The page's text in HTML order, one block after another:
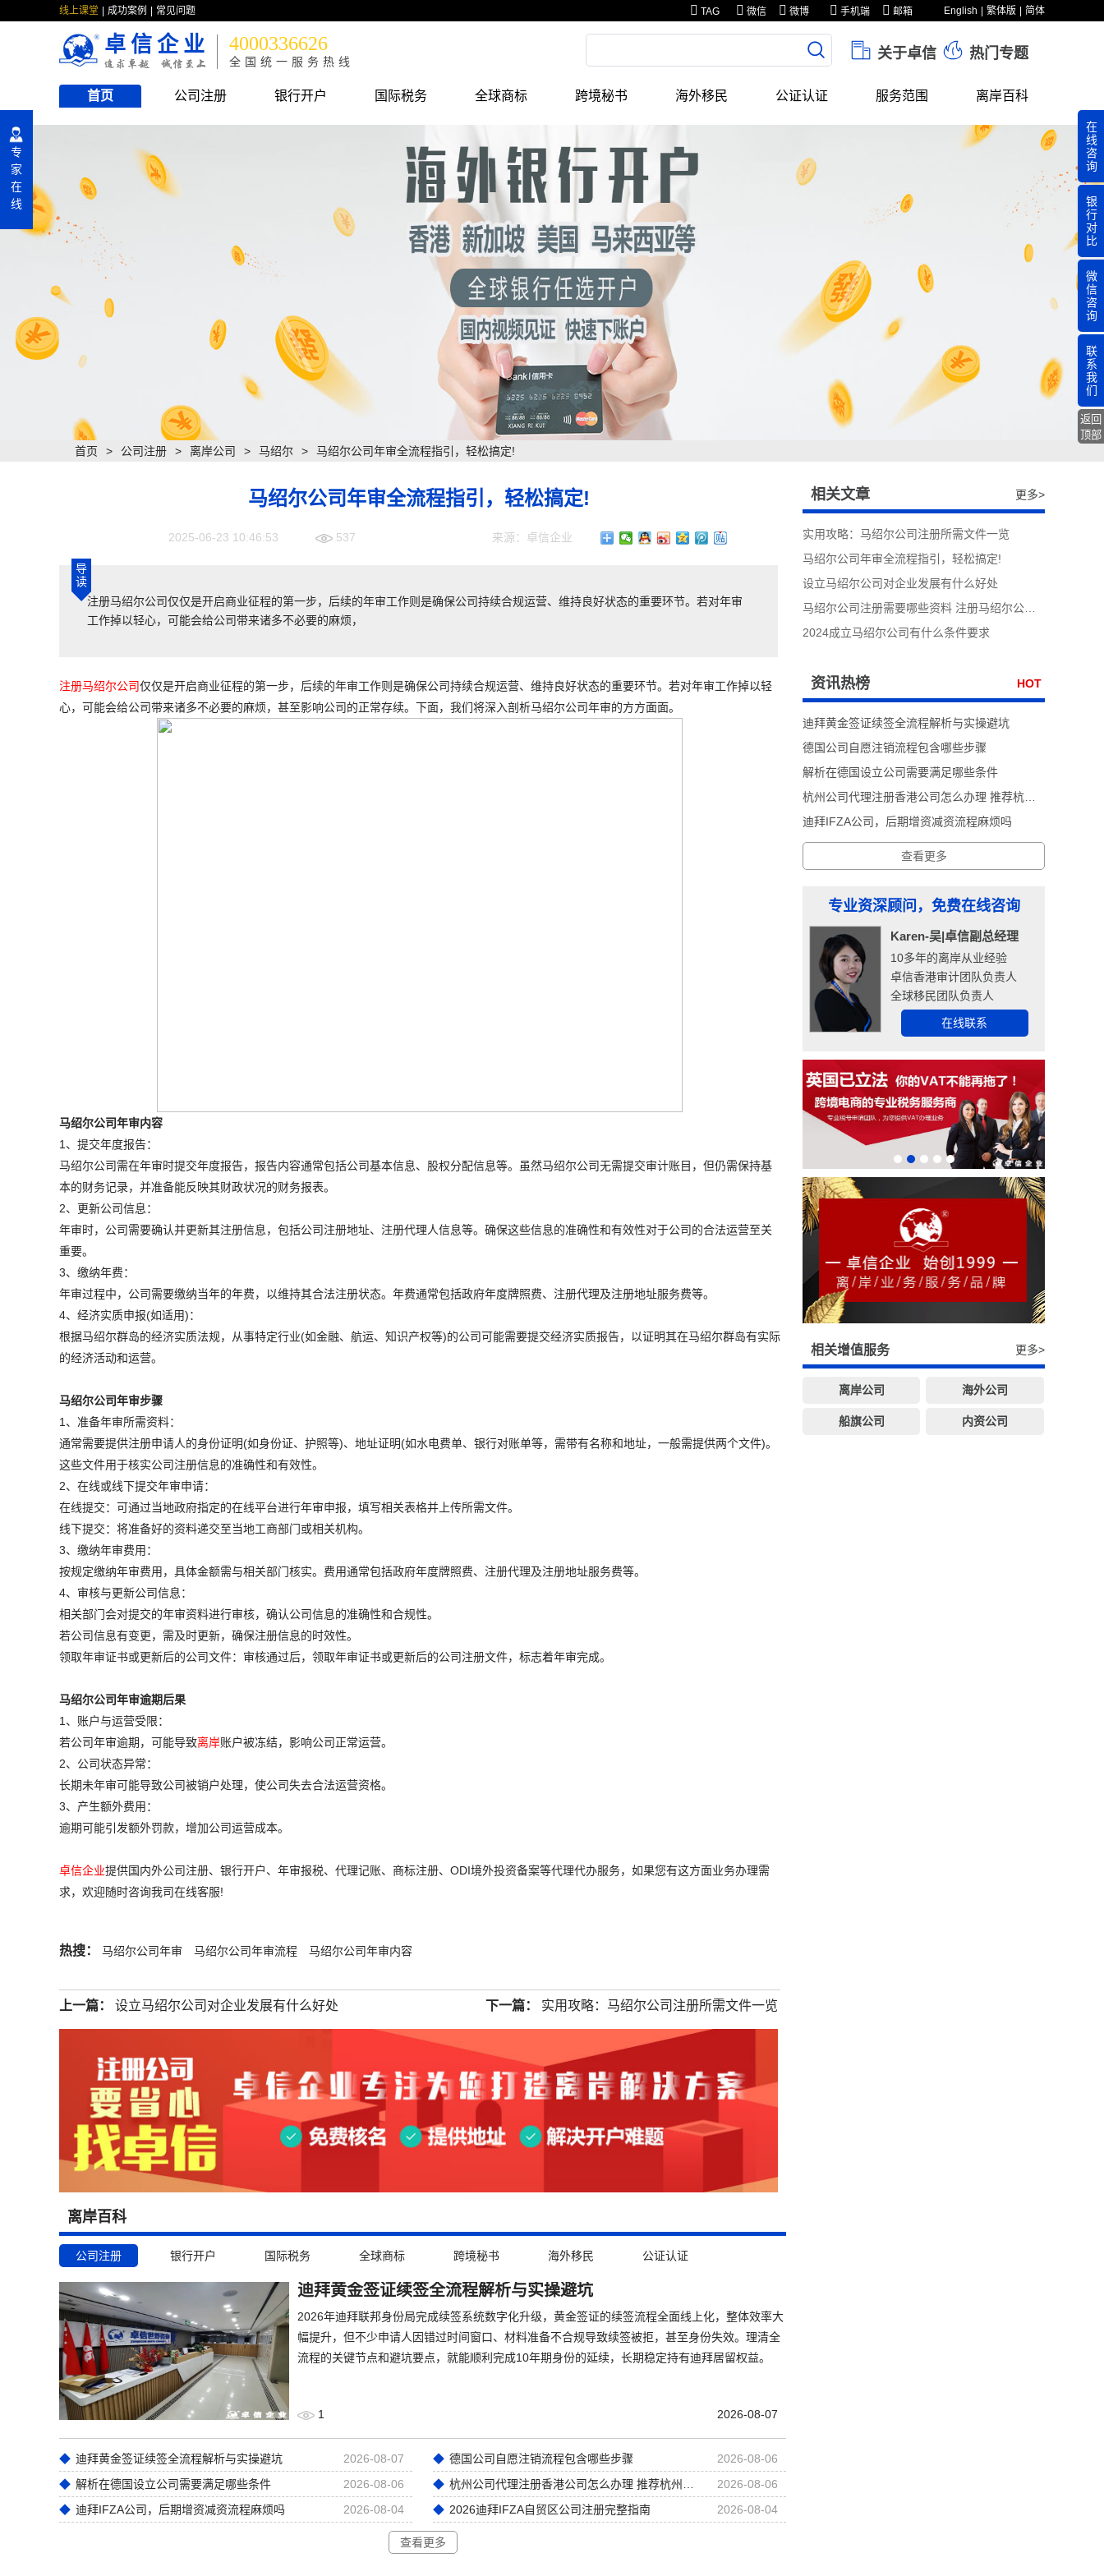
线上课堂 成功案例 常见问题 English 繁体版 简体
TAG 微信 微博 手机端 邮箱
卓信企业 4000336626
全国统一服务热线
关于卓信 热门专题
首页 公司注册 银行开户 国际税务 全球商标 跨境秘书 海外移民 公证认证 服务范围 离岸百科
首页 > 公司注册 > 离岸公司 > 马绍尔 > 马绍尔公司年审全流程指引，轻松搞定!
马绍尔公司年审全流程指引，轻松搞定!
2025-06-23 10:46:53 537 来源：卓信企业
导
读
注册马绍尔公司仅仅是开启商业征程的第一步，后续的年审工作则是确保公司持续合规运营、维持良好状态的重要环节。若对年审
工作掉以轻心，可能会给公司带来诸多不必要的麻烦，
注册马绍尔公司仅仅是开启商业征程的第一步，后续的年审工作则是确保公司持续合规运营、维持良好状态的重要环节。若对年审工作掉以轻
心，可能会给公司带来诸多不必要的麻烦，甚至影响公司的正常存续。下面，我们将深入剖析马绍尔公司年审的方方面面。
马绍尔公司年审内容
1、提交年度报告：
马绍尔公司需在年审时提交年度报告，报告内容通常包括公司基本信息、股权分配信息等。虽然马绍尔公司无需提交审计账目，但仍需保持基
本的财务记录，并准备能反映其财政状况的财务报表。
2、更新公司信息：
年审时，公司需要确认并更新其注册信息，包括公司注册地址、注册代理人信息等。确保这些信息的准确性和有效性对于公司的合法运营至关
重要。
3、缴纳年费：
年审过程中，公司需要缴纳当年的年费，以维持其合法注册状态。年费通常包括政府年度牌照费、注册代理及注册地址服务费等。
4、经济实质申报(如适用)：
根据马绍尔群岛的经济实质法规，从事特定行业(如金融、航运、知识产权等)的公司可能需要提交经济实质报告，以证明其在马绍尔群岛有实际
的经济活动和运营。
马绍尔公司年审步骤
1、准备年审所需资料：
通常需要提供注册申请人的身份证明(如身份证、护照等)、地址证明(如水电费单、银行对账单等，需带有名称和地址，一般需提供两个文件)。
这些文件用于核实公司注册信息的准确性和有效性。
2、在线或线下提交年审申请：
在线提交：可通过当地政府指定的在线平台进行年审申报，填写相关表格并上传所需文件。
线下提交：将准备好的资料递交至当地工商部门或相关机构。
3、缴纳年审费用：
按规定缴纳年审费用，具体金额需与相关部门核实。费用通常包括政府年度牌照费、注册代理及注册地址服务费等。
4、审核与更新公司信息：
相关部门会对提交的年审资料进行审核，确认公司信息的准确性和合规性。
若公司信息有变更，需及时更新，确保注册信息的时效性。
领取年审证书或更新后的公司文件：审核通过后，领取年审证书或更新后的公司注册文件，标志着年审完成。
马绍尔公司年审逾期后果
1、账户与运营受限：
若公司年审逾期，可能导致离岸账户被冻结，影响公司正常运营。
2、公司状态异常：
长期未年审可能导致公司被销户处理，使公司失去合法运营资格。
3、产生额外费用：
逾期可能引发额外罚款，增加公司运营成本。
卓信企业提供国内外公司注册、银行开户、年审报税、代理记账、商标注册、ODI境外投资备案等代理代办服务，如果您有这方面业务办理需
求，欢迎随时咨询我司在线客服!
热搜： 马绍尔公司年审 马绍尔公司年审流程 马绍尔公司年审内容
上一篇： 设立马绍尔公司对企业发展有什么好处 下一篇： 实用攻略：马绍尔公司注册所需文件一览
离岸百科
公司注册 银行开户 国际税务 全球商标 跨境秘书 海外移民 公证认证
迪拜黄金签证续签全流程解析与实操避坑
​2026年迪拜联邦身份局完成续签系统数字化升级，黄金签证的续签流程全面线上化，整体效率大
幅提升，但不少申请人因错过时间窗口、材料准备不合规导致续签被拒，甚至身份失效。理清全
流程的关键节点和避坑要点，就能顺利完成10年期身份的延续，长期稳定持有迪拜居留权益。
1 2026-08-07
迪拜黄金签证续签全流程解析与实操避坑 2026-08-07 德国公司自愿注销流程包含哪些步骤
2026-08-06
解析在德国设立公司需要满足哪些条件
2026-08-06
2026-08-06
迪拜IFZA公司，后期增资减资流程麻烦吗
2026-08-04 2026迪拜IFZA自贸区公司注册完整指南 2026-08-04
查看更多
相关文章 更多>
实用攻略：马绍尔公司注册所需文件一览
马绍尔公司年审全流程指引，轻松搞定!
设立马绍尔公司对企业发展有什么好处
2024成立马绍尔公司有什么条件要求
资讯热榜 HOT
迪拜黄金签证续签全流程解析与实操避坑
德国公司自愿注销流程包含哪些步骤
解析在德国设立公司需要满足哪些条件
迪拜IFZA公司，后期增资减资流程麻烦吗
查看更多
专业资深顾问，免费在线咨询
Karen-吴|卓信副总经理
10多年的离岸从业经验
卓信香港审计团队负责人
全球移民团队负责人
在线联系
相关增值服务 更多>
离岸公司 海外公司
船旗公司 内资公司
专
家
在
线
在
线
咨
询
银
行
对
比
微
信
咨
询
联
系
我
们
返回
顶部